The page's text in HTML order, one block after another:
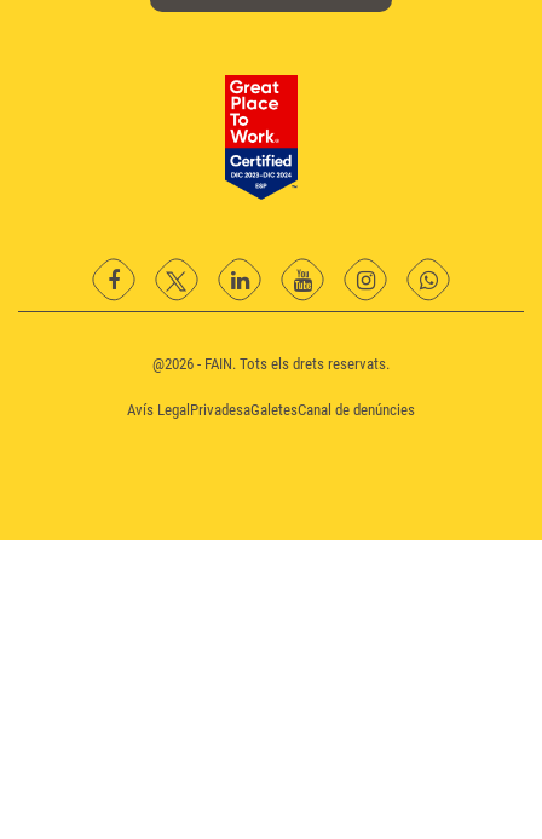
facebooktwitter LinkedinYouTubeinstagramWhatsapp
@2026 - FAIN. Tots els drets reservats.
Avís Legal PrivadesaGaletesCanal de denúncies